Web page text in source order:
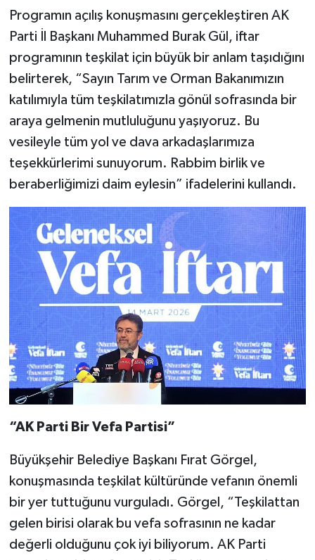
Programın açılış konuşmasını gerçekleştiren AK
Parti İl Başkanı Muhammed Burak Gül, iftar
programının teşkilat için büyük bir anlam taşıdığını
belirterek, “Sayın Tarım ve Orman Bakanımızın
katılımıyla tüm teşkilatımızla gönül sofrasında bir
araya gelmenin mutluluğunu yaşıyoruz. Bu
vesileyle tüm yol ve dava arkadaşlarımıza
teşekkürlerimi sunuyorum. Rabbim birlik ve
beraberliğimizi daim eylesin” ifadelerini kullandı.
“AK Parti Bir Vefa Partisi”
Büyükşehir Belediye Başkanı Fırat Görgel,
konuşmasında teşkilat kültüründe vefanın önemli
bir yer tuttuğunu vurguladı. Görgel, “Teşkilattan
gelen birisi olarak bu vefa sofrasının ne kadar
değerli olduğunu çok iyi biliyorum. AK Parti